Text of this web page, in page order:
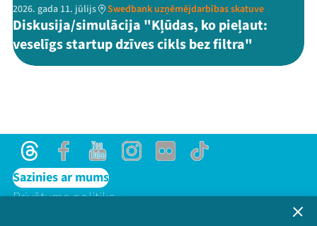
2026. gada 11. jūlijs Swedbank uzņēmējdarbības skatuve
Diskusija/simulācija "Kļūdas, ko pieļaut:
veselīgs startup dzīves cikls bez filtra"
ThreadsFacebookYoutubeInstagram
Flick TikTok
Sazinies ar mums
Privātuma politika